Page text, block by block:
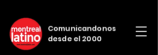
Comunicandonos
desde el 2000